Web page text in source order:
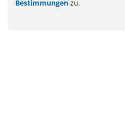
Bestimmungen zu.